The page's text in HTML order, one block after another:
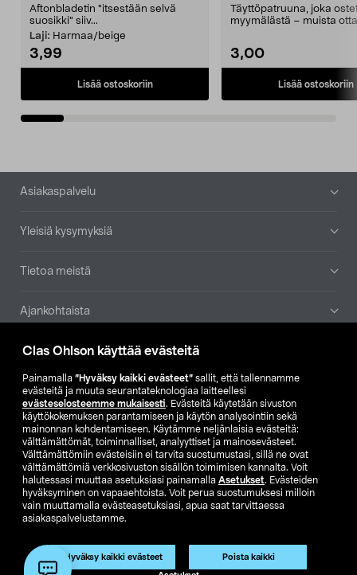
Clas Ohlson käyttää evästeitä
Painamalla ”Hyväksy kaikki evästeet” sallit, että tallennamme
evästeitä ja muuta seurantateknologiaa laitteellesi
evästeselosteemme mukaisesti. Evästeitä käytetään sivuston
käyttökokemuksen parantamiseen ja käytön analysointiin sekä
mainonnan kohdentamiseen. Käytämme neljänlaisia evästeitä:
välttämättömät, toiminnalliset, analyyttiset ja mainosevästeet.
Välttämättömiin evästeisiin ei tarvita suostumustasi, sillä ne ovat
välttämättömiä verkkosivuston sisällön toimimisen kannalta. Voit
halutessasi muuttaa asetuksiasi painamalla Asetukset. Evästeiden
hyväksyminen on vapaaehtoista. Voit perua suostumuksesi milloin
vain muuttamalla evästeasetuksiasi, apua saat tarvittaessa
asiakaspalvelustamme.
Hyväksy kaikki evästeet Poista kaikki
Aftonbladetin "itsestään selvä
suosikki" siiv...
Laji: Harmaa/beige
3,99
Lisää ostoskoriin
Täyttöpatruuna, joka
myymälästä – muista
3,00
Lisää ostoskoriin
Alatunniste
Asiakaspalvelu
Yleisiä kysymyksiä
Tietoa meistä
Ajankohtaista
Muut yrityksemme
Etsi myymälä
SE NO FI
FI SV
Club Clas Ostoehdot
Tietosuojaseloste